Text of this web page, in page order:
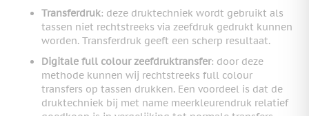
Transferdruk: deze druktechniek wordt gebruikt als
tassen niet rechtstreeks via zeefdruk gedrukt kunnen
worden. Transferdruk geeft een scherp resultaat.
Digitale full colour zeefdruktransfer: door deze
methode kunnen wij rechtstreeks full colour
transfers op tassen drukken. Een voordeel is dat de
druktechniek bij met name meerkleurendruk relatief